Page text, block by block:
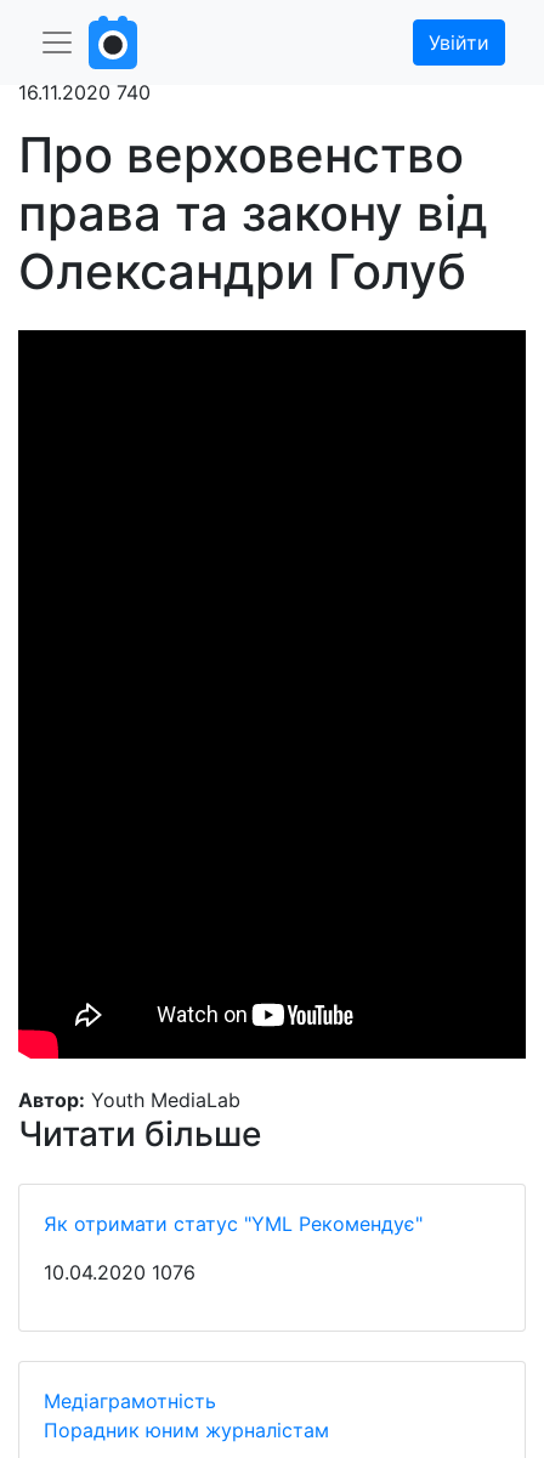
Увійти
Головна
16.11.2020 740
Про верховенство
права та закону від
Олександри Голуб
Автор: Youth MediaLab
Читати більше
Як отримати статус "YML Рекомендує"
10.04.2020 1076
Медіаграмотність
Порадник юним журналістам